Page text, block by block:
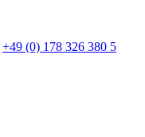
+49 (0) 178 326 380 5